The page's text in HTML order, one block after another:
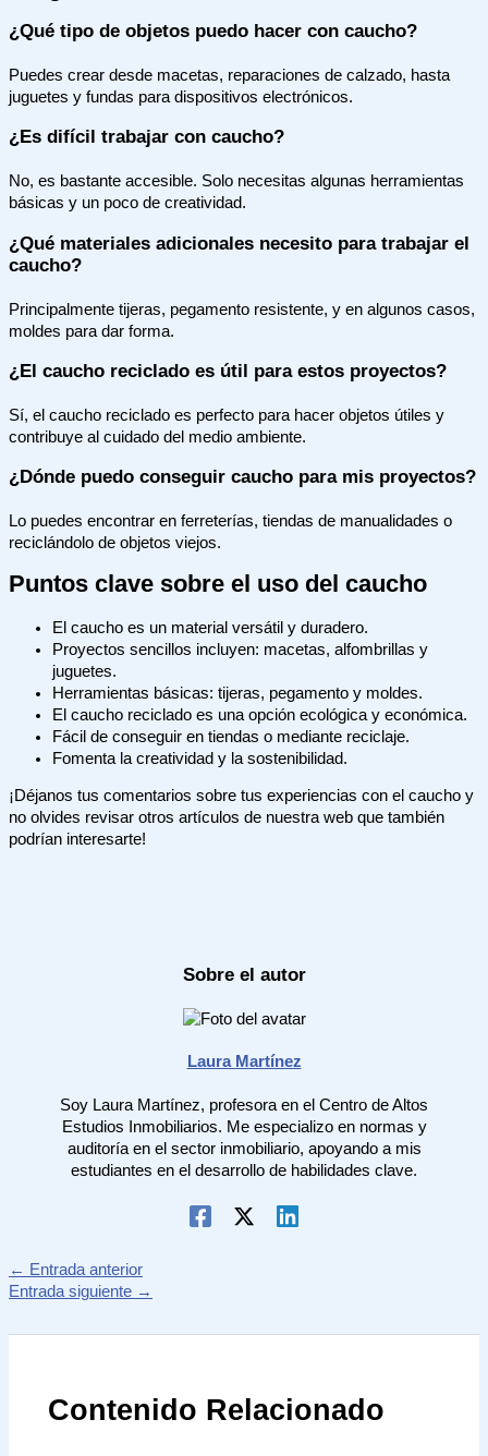
¿Qué tipo de objetos puedo hacer con caucho?
Puedes crear desde macetas, reparaciones de calzado, hasta
juguetes y fundas para dispositivos electrónicos.
¿Es difícil trabajar con caucho?
No, es bastante accesible. Solo necesitas algunas herramientas
básicas y un poco de creatividad.
¿Qué materiales adicionales necesito para trabajar el
caucho?
Principalmente tijeras, pegamento resistente, y en algunos casos,
moldes para dar forma.
¿El caucho reciclado es útil para estos proyectos?
Sí, el caucho reciclado es perfecto para hacer objetos útiles y
contribuye al cuidado del medio ambiente.
¿Dónde puedo conseguir caucho para mis proyectos?
Lo puedes encontrar en ferreterías, tiendas de manualidades o
reciclándolo de objetos viejos.
Puntos clave sobre el uso del caucho
El caucho es un material versátil y duradero.
Proyectos sencillos incluyen: macetas, alfombrillas y
juguetes.
Herramientas básicas: tijeras, pegamento y moldes.
El caucho reciclado es una opción ecológica y económica.
Fácil de conseguir en tiendas o mediante reciclaje.
Fomenta la creatividad y la sostenibilidad.
¡Déjanos tus comentarios sobre tus experiencias con el caucho y
no olvides revisar otros artículos de nuestra web que también
podrían interesarte!
Sobre el autor
Laura Martínez
Soy Laura Martínez, profesora en el Centro de Altos
Estudios Inmobiliarios. Me especializo en normas y
auditoría en el sector inmobiliario, apoyando a mis
estudiantes en el desarrollo de habilidades clave.
← Entrada anterior
Entrada siguiente →
Contenido Relacionado